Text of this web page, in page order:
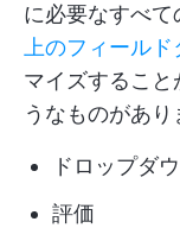
に必要なすべて
上のフィールド
マイズすること
うなものがあり
ドロップダ
評価